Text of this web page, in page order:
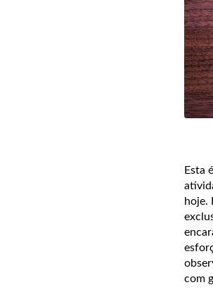
Esta
hoje.
com